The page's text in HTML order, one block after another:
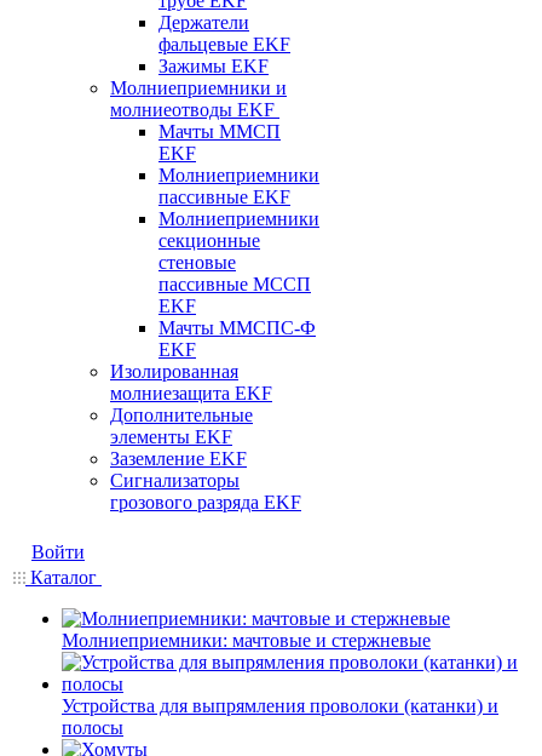
Держатели
фальцевые EKF
Зажимы EKF
Молниеприемники и
молниеотводы EKF
Мачты ММСП
EKF
Молниеприемники
пассивные EKF
Молниеприемники
секционные
стеновые
пассивные МССП
EKF
Мачты ММСПС-Ф
EKF
Изолированная
молниезащита EKF
Дополнительные
элементы EKF
Заземление EKF
Сигнализаторы
грозового разряда EKF
Войти
Каталог
Молниеприемники: мачтовые и стержневые
Устройства для выпрямления проволоки (катанки) и
полосы